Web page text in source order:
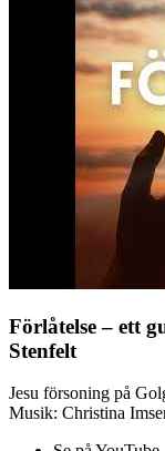
Förlåtelse – ett
Stenfelt
Jesu försoning på
Musik: Christina